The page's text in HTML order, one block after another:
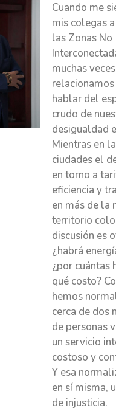
Cuando me
mis colegas
las Zonas No
muchas
relacionamos
hablar del
crudo de
desigualdad
Mientras en
ciudades el
en torno a
eficiencia y
en más de la
territorio
discusión es
¿habrá
¿por cuántas
qué costo?
hemos
cerca de dos
de personas
un servicio
costoso y
Y esa
en sí misma,
de injusticia.